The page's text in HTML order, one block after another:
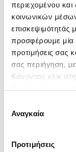
περιεχομένου
κοινωνικών
επισκεψιμότητάς
προσφέρουμε μία
προτιμήσεις σας
σας περιήγηση,
Κάνοντας κλικ
ενδιαφέρουν και
συγκατάθεσης
Αναγκαία
Προτιμήσεις